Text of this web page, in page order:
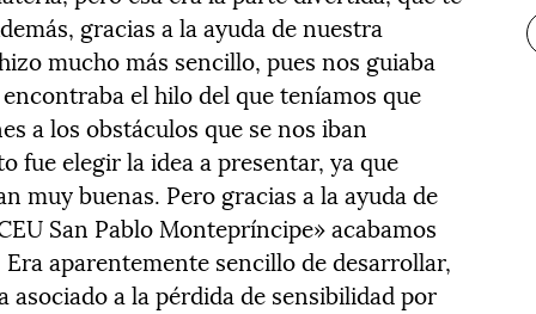
gracias a la ayuda de nuestra
mucho más sencillo, pues nos guiaba
el hilo del que teníamos que
a los obstáculos que se nos iban
fue elegir la idea a presentar, ya que
muy buenas. Pero gracias a la ayuda de
San Pablo Montepríncipe» acabamos
aparentemente sencillo de desarrollar,
a la pérdida de sensibilidad por